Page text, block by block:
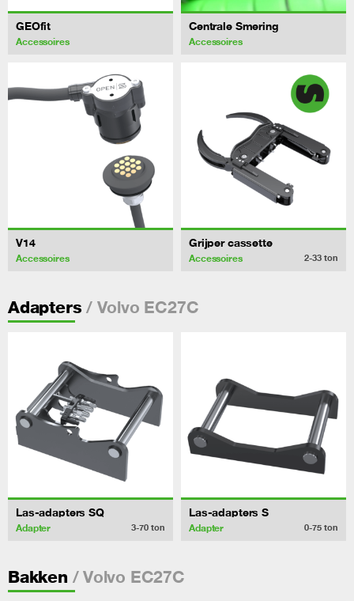
GEOfit
Accessoires
Centrale Smering
Accessoires
V14
Accessoires
Grijper cassette
Accessoires 2-33 ton
Adapters / Volvo EC27C
Las-adapters SQ
Adapter 3-70 ton
Las-adapters S
Adapter 0-75 ton
Bakken / Volvo EC27C